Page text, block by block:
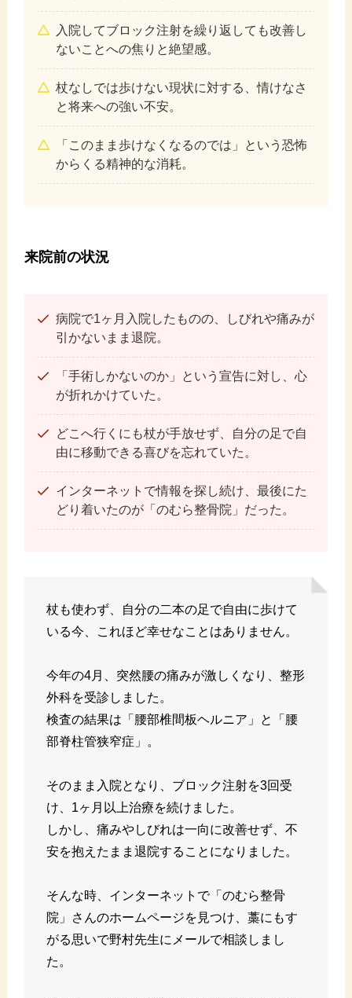
入院してブロック注射を繰り返しても改善し
ないことへの焦りと絶望感。
杖なしでは歩けない現状に対する、情けなさ
と将来への強い不安。
「このまま歩けなくなるのでは」という恐怖
からくる精神的な消耗。
来院前の状況
病院で1ヶ月入院したものの、しびれや痛みが
引かないまま退院。
「手術しかないのか」という宣告に対し、心
が折れかけていた。
どこへ行くにも杖が手放せず、自分の足で自
由に移動できる喜びを忘れていた。
インターネットで情報を探し続け、最後にた
どり着いたのが「のむら整骨院」だった。
杖も使わず、自分の二本の足で自由に歩けて
いる今、これほど幸せなことはありません。
今年の4月、突然腰の痛みが激しくなり、整形
外科を受診しました。
検査の結果は「腰部椎間板ヘルニア」と「腰
部脊柱管狭窄症」。
そのまま入院となり、ブロック注射を3回受
け、1ヶ月以上治療を続けました。
しかし、痛みやしびれは一向に改善せず、不
安を抱えたまま退院することになりました。
そんな時、インターネットで「のむら整骨
院」さんのホームページを見つけ、藁にもす
がる思いで野村先生にメールで相談しまし
た。